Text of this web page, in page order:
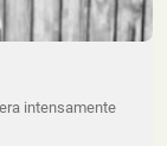
intensamente